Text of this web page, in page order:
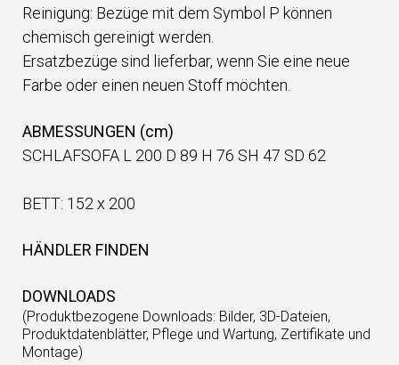
Reinigung: Bezüge mit dem Symbol P können
chemisch gereinigt werden.
Ersatzbezüge sind lieferbar, wenn Sie eine neue
Farbe oder einen neuen Stoff möchten.
ABMESSUNGEN (cm)
SCHLAFSOFA L 200 D 89 H 76 SH 47 SD 62
BETT: 152 x 200
HÄNDLER FINDEN
DOWNLOADS
(Produktbezogene Downloads: Bilder, 3D-Dateien,
Produktdatenblätter, Pflege und Wartung, Zertifikate und
Montage)